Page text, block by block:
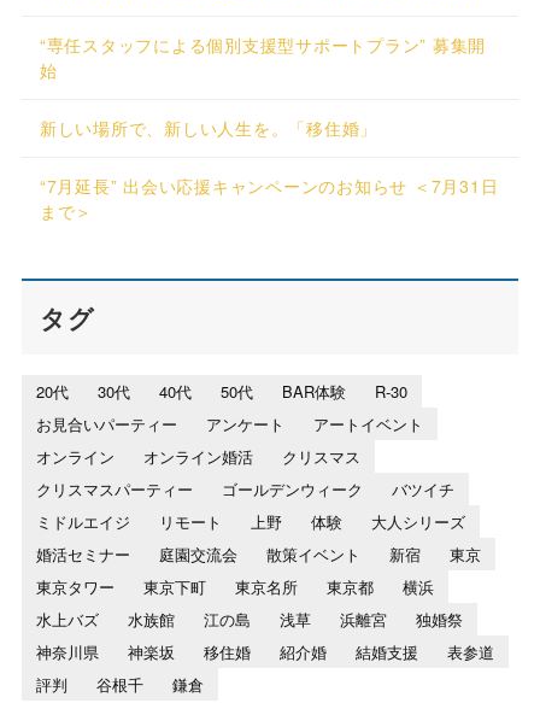
“専任スタッフによる個別支援型サポートプラン” 募集開
始
新しい場所で、新しい人生を。「移住婚」
“7月延長” 出会い応援キャンペーンのお知らせ ＜7月31日
まで＞
タグ
20代 30代 40代 50代 BAR体験
R-30
お見合いパーティー
アンケート
アートイベント
オンライン
オンライン婚活
クリスマス
クリスマスパーティー
ゴールデンウィーク
バツイチ
ミドルエイジ
リモート 上野 体験
大人シリーズ
婚活セミナー
庭園交流会 散策イベント 新宿
東京
東京タワー
東京下町 東京名所 東京都
横浜
水上バズ
水族館 江の島 浅草 浜離宮
独婚祭
神奈川県
神楽坂 移住婚 紹介婚 結婚支援
表参道
評判
谷根千 鎌倉